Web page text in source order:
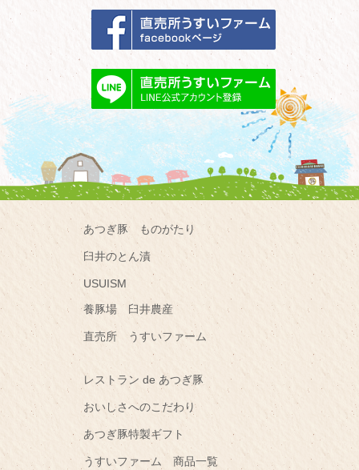
あつぎ豚 ものがたり
臼井のとん漬
USUISM
養豚場 臼井農産
直売所 うすいファーム
レストラン de あつぎ豚
おいしさへのこだわり
あつぎ豚特製ギフト
うすいファーム 商品一覧